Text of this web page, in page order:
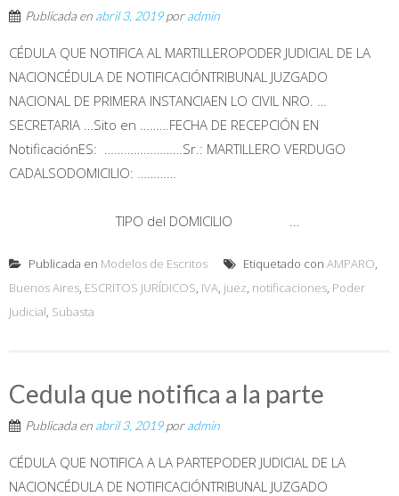
Publicada en abril 3, 2019poradmin
CÉDULA QUE NOTIFICA AL MARTILLEROPODER JUDICIAL DE LA
NACIONCÉDULA DE NOTIFICACIÓNTRIBUNAL JUZGADO
NACIONAL DE PRIMERA INSTANCIAEN LO CIVIL NRO. …
SECRETARIA …Sito en ………FECHA DE RECEPCIÓN EN
NotificaciónES: ……………………Sr.: MARTILLERO VERDUGO
CADALSODOMICILIO: …………
TIPO del DOMICILIO ...
Publicada en Modelos de Escritos Etiquetado con AMPARO,
Buenos Aires, ESCRITOS JURÍDICOS, IVA, juez, notificaciones, Poder
Judicial, Subasta
Cedula que notifica a la parte
Publicada en abril 3, 2019poradmin
CÉDULA QUE NOTIFICA A LA PARTEPODER JUDICIAL DE LA
NACIONCÉDULA DE NOTIFICACIÓNTRIBUNAL JUZGADO